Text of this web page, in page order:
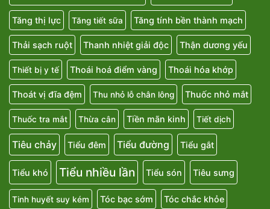
Tăng thị lực Tăng tiết sữa Tăng tính bền thành mạch
Thải sạch ruột Thanh nhiệt giải độc Thận dương yếu
Thiết bị y tế Thoái hoá điểm vàng Thoái hóa khớp
Thoát vị đĩa đệm Thu nhỏ lỗ chân lông Thuốc nhỏ mắt
Thuốc tra mắt Thừa cân Tiền mãn kinh Tiết dịch
Tiêu chảy Tiểu đêm Tiểu đường Tiểu gắt
Tiểu khó Tiểu nhiều lần Tiểu són Tiêu sưng
Tinh huyết suy kém Tóc bạc sớm Tóc chắc khỏe